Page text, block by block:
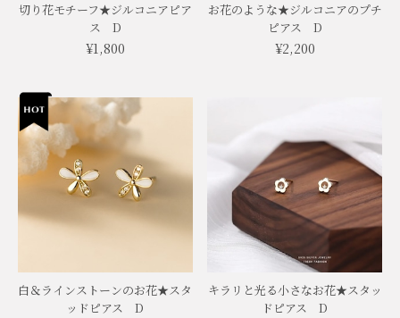
切り花モチーフ★ジルコニアピア
ス D
¥1,800
お花のような★ジルコニアのプチ
ピアス D
¥2,200
白＆ラインストーンのお花★スタ
ッドピアス D
キラリと光る小さなお花★スタッ
ドピアス D